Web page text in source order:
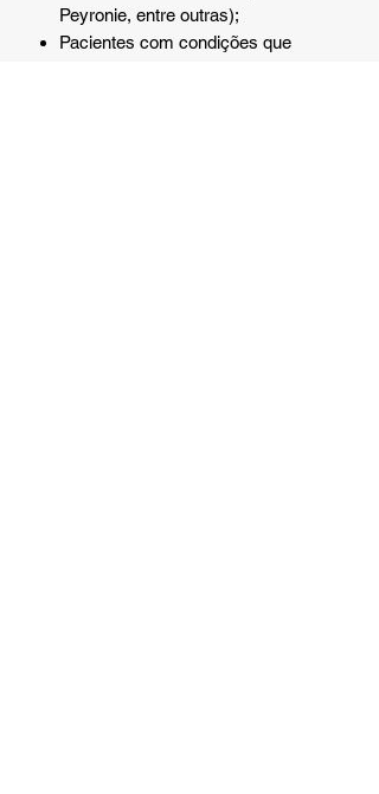
Peyronie, entre outras);
Pacientes com condições que